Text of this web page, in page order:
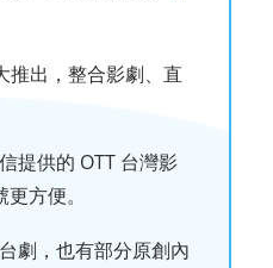
推出，整合影劇、直
提供的 OTT 台灣影
方便。
劇，也有部分原創內